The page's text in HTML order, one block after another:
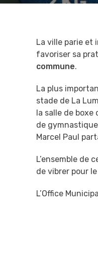
La ville parie et
favoriser sa
commune.
La plus
stade de La
la salle de boxe
de
Marcel Paul
L’ensemble de
de vibrer pour
L’Office